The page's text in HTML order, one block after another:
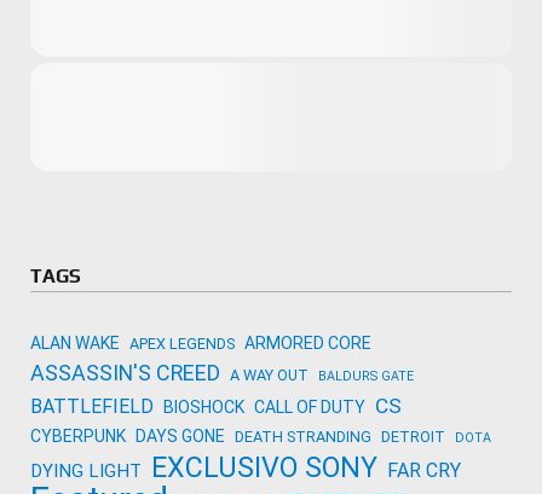
TAGS
ALAN WAKE APEX LEGENDS ARMORED CORE
ASSASSIN'S CREED A WAY OUT BALDURS GATE
BATTLEFIELD BIOSHOCK CALL OF DUTY CS
CYBERPUNK DAYS GONE DEATH STRANDING DETROIT DOTA
DYING LIGHT EXCLUSIVO SONY FAR CRY